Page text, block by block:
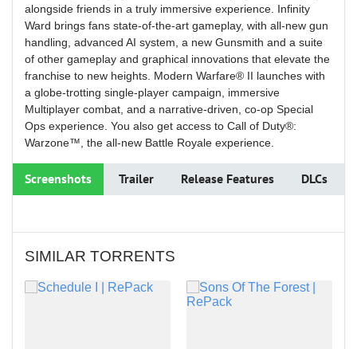
alongside friends in a truly immersive experience. Infinity
Ward brings fans state-of-the-art gameplay, with all-new gun
handling, advanced AI system, a new Gunsmith and a suite
of other gameplay and graphical innovations that elevate the
franchise to new heights. Modern Warfare® II launches with
a globe-trotting single-player campaign, immersive
Multiplayer combat, and a narrative-driven, co-op Special
Ops experience. You also get access to Call of Duty®:
Warzone™, the all-new Battle Royale experience.
Screenshots Trailer Release Features DLCs
SIMILAR TORRENTS